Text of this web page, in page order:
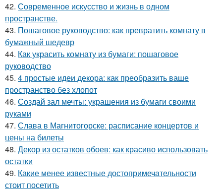
42. Современное искусство и жизнь в одном
пространстве.
43. Пошаговое руководство: как превратить комнату в
бумажный шедевр
44. Как украсить комнату из бумаги: пошаговое
руководство
45. 4 простые идеи декора: как преобразить ваше
пространство без хлопот
46. Создай зал мечты: украшения из бумаги своими
руками
47. Слава в Магнитогорске: расписание концертов и
цены на билеты
48. Декор из остатков обоев: как красиво использовать
остатки
49. Какие менее известные достопримечательности
стоит посетить